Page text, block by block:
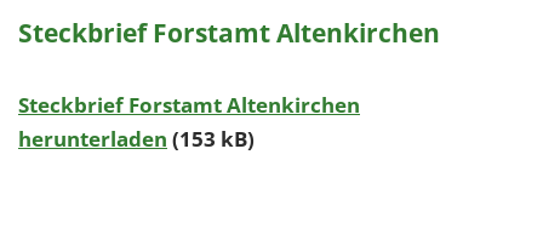
Steckbrief Forstamt Altenkirchen
Steckbrief Forstamt Altenkirchen
herunterladen (153 kB)